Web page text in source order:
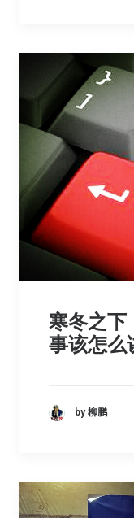
寒冬之下
事该怎么
by 柳鹏